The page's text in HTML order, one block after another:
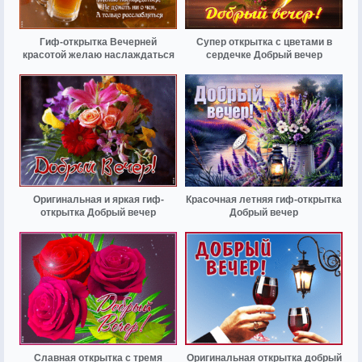
Гиф-открытка Вечерней
красотой желаю наслаждаться
Супер открытка с цветами в
сердечке Добрый вечер
Оригинальная и яркая гиф-
открытка Добрый вечер
Красочная летняя гиф-открытка
Добрый вечер
Славная открытка с тремя Оригинальная открытка добрый